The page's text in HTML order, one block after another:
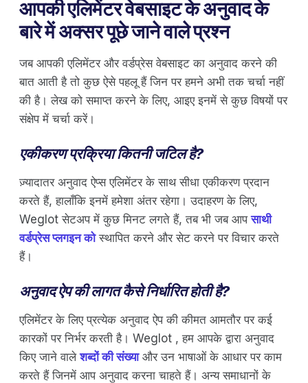
आपकी एलिमेंटर वेबसाइट के अनुवाद के
बारे में अक्सर पूछे जाने वाले प्रश्न
जब आपकी एलिमेंटर और वर्डप्रेस वेबसाइट का अनुवाद करने की
बात आती है तो कुछ ऐसे पहलू हैं जिन पर हमने अभी तक चर्चा नहीं
की है। लेख को समाप्त करने के लिए, आइए इनमें से कुछ विषयों पर
संक्षेप में चर्चा करें।
एकीकरण प्रक्रिया कितनी जटिल है?
ज़्यादातर अनुवाद ऐप्स एलिमेंटर के साथ सीधा एकीकरण प्रदान
करते हैं, हालाँकि इनमें हमेशा अंतर रहेगा। उदाहरण के लिए,
Weglot सेटअप में कुछ मिनट लगते हैं, तब भी जब आपसाथी
वर्डप्रेस प्लगइन कोस्थापित करने और सेट करने पर विचार करते
हैं।
अनुवाद ऐप की लागत कैसे निर्धारित होती है?
एलिमेंटर के लिए प्रत्येक अनुवाद ऐप की कीमत आमतौर पर कई
कारकों पर निर्भर करती है। Weglot , हम आपके द्वारा अनुवाद
किए जाने वालेशब्दों की संख्याऔर उन भाषाओं के आधार पर काम
करते हैं जिनमें आप अनुवाद करना चाहते हैं। अन्य समाधानों के